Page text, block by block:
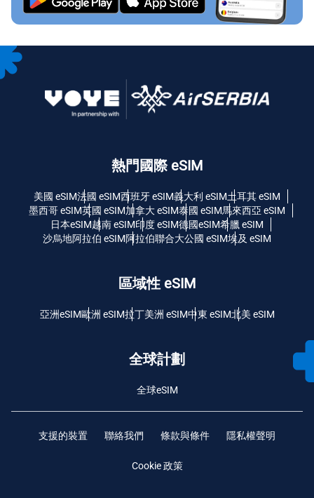
熱門國際 eSIM
美國 eSIM法國 eSIM西班牙 eSIM義大利 eSIM土耳其 eSIM
墨西哥 eSIM英國 eSIM加拿大 eSIM泰國 eSIM馬來西亞 eSIM
日本eSIM越南 eSIM印度 eSIM德國eSIM希臘 eSIM
沙烏地阿拉伯 eSIM阿拉伯聯合大公國 eSIM埃及 eSIM
區域性 eSIM
亞洲eSIM歐洲 eSIM拉丁美洲 eSIM中東 eSIM北美 eSIM
全球計劃
全球eSIM
支援的裝置 聯絡我們 條款與條件 隱私權聲明
Cookie 政策